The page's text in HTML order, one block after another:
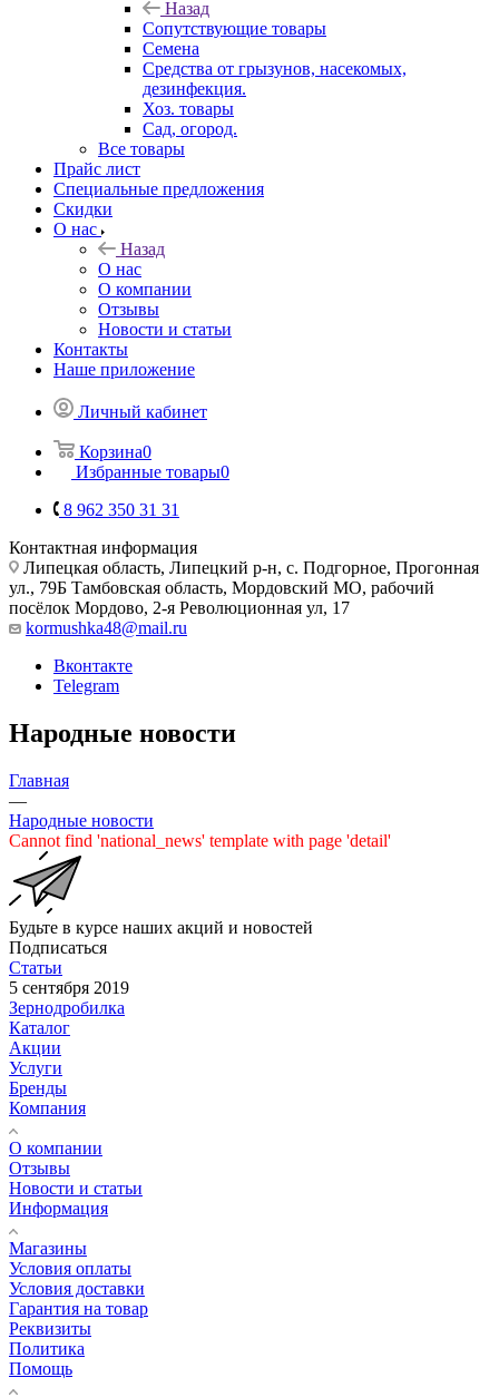
Назад
Сопутствующие товары
Семена
Средства от грызунов, насекомых,
дезинфекция.
Хоз. товары
Сад, огород.
Все товары
Прайс лист
Специальные предложения
Скидки
О нас
Назад
О нас
О компании
Отзывы
Новости и статьи
Контакты
Наше приложение
Личный кабинет
Корзина0
Избранные товары0
8 962 350 31 31
Контактная информация
Липецкая область, Липецкий р-н, с. Подгорное, Прогонная
ул., 79Б Тамбовская область, Мордовский МО, рабочий
посёлок Мордово, 2-я Революционная ул, 17
kormushka48@mail.ru
Вконтакте
Telegram
Народные новости
Главная
—
Народные новости
Cannot find 'national_news' template with page 'detail'
Будьте в курсе наших акций и новостей
Подписаться
Статьи
5 сентября 2019
Зернодробилка
Каталог
Акции
Услуги
Бренды
Компания
О компании
Отзывы
Новости и статьи
Информация
Магазины
Условия оплаты
Условия доставки
Гарантия на товар
Реквизиты
Политика
Помощь